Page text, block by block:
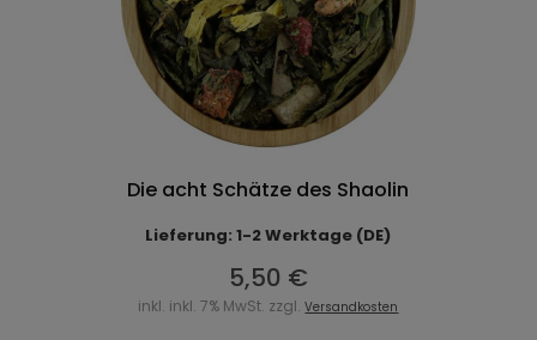
Die acht Schätze des Shaolin
Lieferung: 1-2 Werktage (DE)
5,50 €
inkl. inkl. 7% MwSt. zzgl.Versandkosten